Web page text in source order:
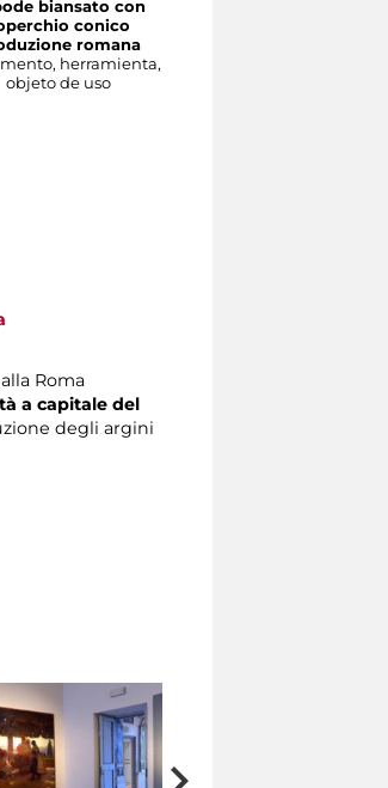
biansato con
conico
romana
herramienta,
objeto de uso
Roma
a capitale del
degli argini